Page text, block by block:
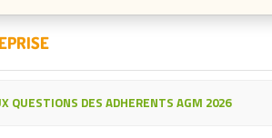
QUESTIONS DES ADHERENTS AGM 2026